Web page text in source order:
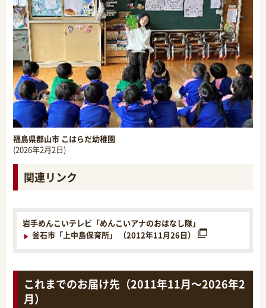
福島県郡山市 こはらだ幼稚園
(2026年2月2日)
関連リンク
岩手めんこいテレビ「めんこいアナのおはなし隊」
釜石市「上中島保育所」 （2012年11月26日）
これまでのお届け先（2011年11月～2026年2
月）